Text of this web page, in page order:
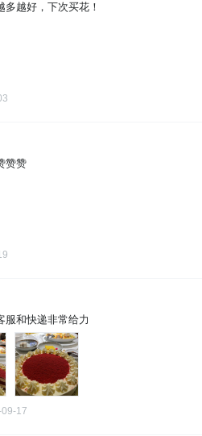
越好，下次买花！
赞赞
服和快递非常给力
17